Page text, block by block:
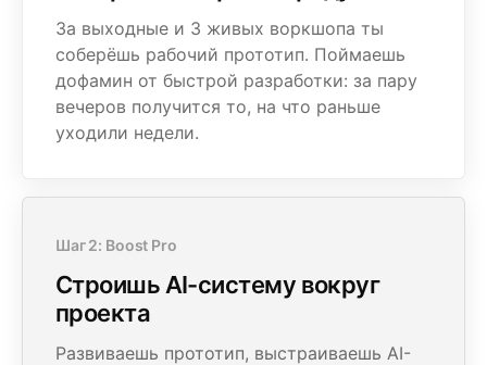
За выходные и 3 живых воркшопа ты
соберёшь рабочий прототип. Поймаешь
дофамин от быстрой разработки: за пару
вечеров получится то, на что раньше
уходили недели.
Шаг 2: Boost Pro
Строишь AI-систему вокруг
проекта
Развиваешь прототип, выстраиваешь AI-